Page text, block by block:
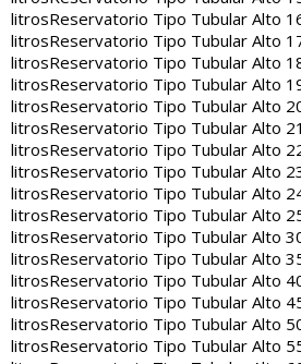
litrosReservatorio Tipo Tubular Alto
litrosReservatorio Tipo Tubular Alto
litrosReservatorio Tipo Tubular Alto
litrosReservatorio Tipo Tubular Alto
litrosReservatorio Tipo Tubular Alto
litrosReservatorio Tipo Tubular Alto
litrosReservatorio Tipo Tubular Alto
litrosReservatorio Tipo Tubular Alto
litrosReservatorio Tipo Tubular Alto
litrosReservatorio Tipo Tubular Alto
litrosReservatorio Tipo Tubular Alto
litrosReservatorio Tipo Tubular Alto
litrosReservatorio Tipo Tubular Alto
litrosReservatorio Tipo Tubular Alto
litrosReservatorio Tipo Tubular Alto
litrosReservatorio Tipo Tubular Alto